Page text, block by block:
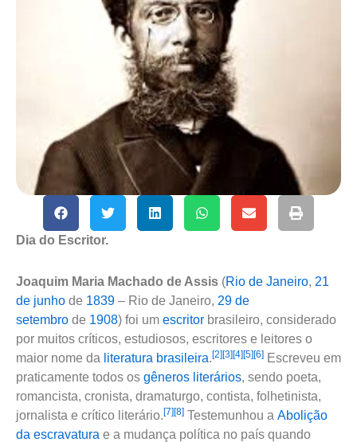
Dia do Escritor.
Joaquim Maria Machado de Assis (Rio de Janeiro, 21
de junho de 1839 – Rio de Janeiro, 29 de
setembro de 1908) foi um escritor brasileiro, considerado
por muitos críticos, estudiosos, escritores e leitores o
maior nome da literatura brasileira.[2][3][4][5][6] Escreveu em
praticamente todos os gêneros literários, sendo poeta,
romancista, cronista, dramaturgo, contista, folhetinista,
jornalista e crítico literário.[7][8] Testemunhou a Abolição
da escravatura e a mudança política no país quando